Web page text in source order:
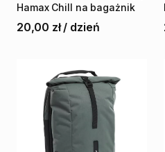
Hamax Chill na bagażnik
20,00 zł / dzień